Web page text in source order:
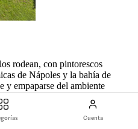
Cuenta
rodean, con pintorescos
de Nápoles y la bahía de
y empaparse del ambiente